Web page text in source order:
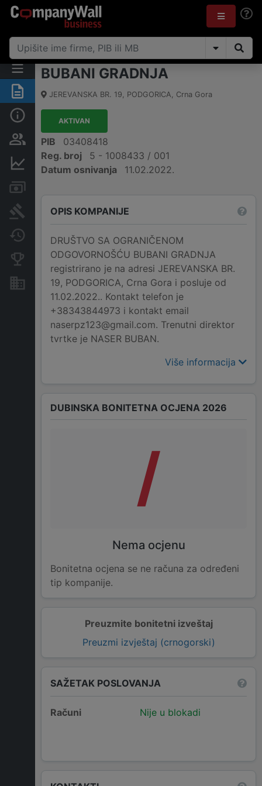
Sažetak
Osobe i vlasništvo
Finansijski podaci
Arhiva sudskih objava
Promjene
Konkurentne kompanije
Nekretnine i imovina
BUBANI GRADNJA
JEREVANSKA BR. 19, PODGORICA, Crna Gora
AKTIVAN
PIB
03408418
Reg. broj
5 - 1008433 / 001
Datum osnivanja
11.02.2022.
OPIS KOMPANIJE
DRUŠTVO SA OGRANIČENOM
ODGOVORNOŠĆU BUBANI GRADNJA
registrirano je na adresi JEREVANSKA BR.
19, PODGORICA, Crna Gora i posluje od
11.02.2022.. Kontakt telefon je
+38343844973 i kontakt email
naserpz123@gmail.com. Trenutni direktor
tvrtke je NASER BUBAN.
Više informacija
Preuzmite bonitetni izveštaj
Preuzmi izvještaj (crnogorski)
DUBINSKA BONITETNA OCJENA 2026
/
Nema ocjenu
Bonitetna ocjena se ne računa za određeni
tip kompanije.
SAŽETAK POSLOVANJA
Računi Nije u blokadi